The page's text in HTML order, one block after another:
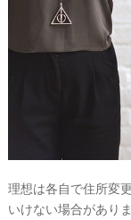
理想は各自で住所変
いけない場合があり